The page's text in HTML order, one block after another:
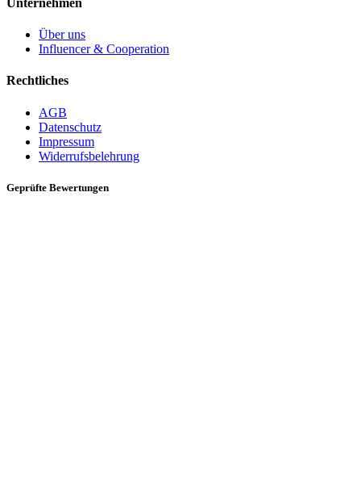
Unternehmen
Über uns
Influencer & Cooperation
Rechtliches
AGB
Datenschutz
Impressum
Widerrufsbelehrung
Geprüfte Bewertungen